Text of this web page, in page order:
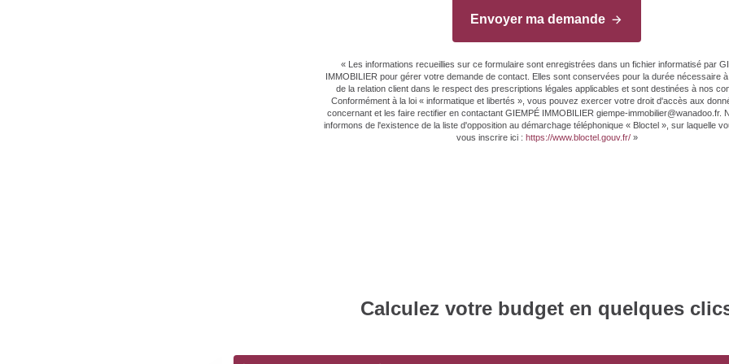
Envoyer ma demande
« Les informations recueillies sur ce formulaire sont enregistrées dans un fichier informatisé par
IMMOBILIER pour gérer votre demande de contact. Elles sont conservées pour la durée nécessaire
de la relation client dans le respect des prescriptions légales applicables et sont destinées à nos
Conformément à la loi « informatique et libertés », vous pouvez exercer votre droit d'accès aux
concernant et les faire rectifier en contactant GIEMPÉ IMMOBILIER giempe-immobilier@wanadoo.fr.
informons de l'existence de la liste d'opposition au démarchage téléphonique « Bloctel », sur laquelle
vous inscrire ici : https://www.bloctel.gouv.fr/»
Calculez votre budget en quelques